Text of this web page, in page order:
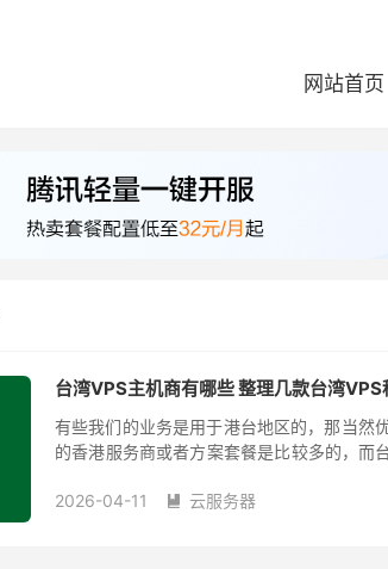
网站首页
台湾VPS主机商有哪些 整理几款台湾
有些我们的业务是用于港台地区的，那当然
的香港服务商或者方案套餐是比较多的，而
2026-04-11
 云服务器